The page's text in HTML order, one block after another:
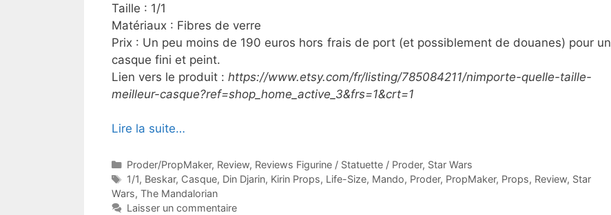
Taille : 1/1
Matériaux : Fibres de verre
Prix : Un peu moins de 190 euros hors frais de port (et possiblement de douanes) pour un
casque fini et peint.
Lien vers le produit : https://www.etsy.com/fr/listing/785084211/nimporte-quelle-taille-
meilleur-casque?ref=shop_home_active_3&frs=1&crt=1
Lire la suite…
Catégories
Proder/PropMaker, Review, Reviews Figurine / Statuette / Proder, Star Wars
Étiquettes
1/1, Beskar, Casque, Din Djarin, Kirin Props, Life-Size, Mando, Proder, PropMaker, Props, Review, Star
Wars, The Mandalorian
Laisser un commentaire